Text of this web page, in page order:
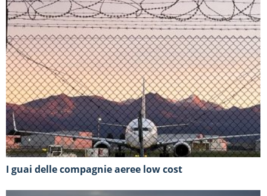
I guai delle compagnie aeree low cost